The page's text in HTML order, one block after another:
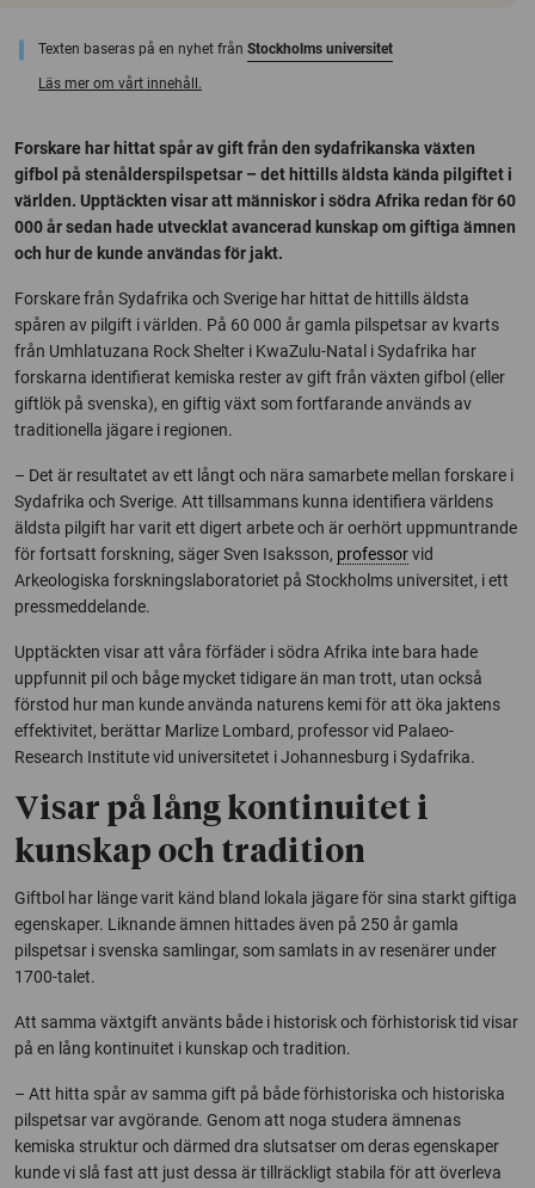
Texten baseras på en nyhet från Stockholms universitet
Läs mer om vårt innehåll.
Forskare har hittat spår av gift från den sydafrikanska växten
gifbol på stenålderspilspetsar – det hittills äldsta kända pilgiftet i
världen. Upptäckten visar att människor i södra Afrika redan för 60
000 år sedan hade utvecklat avancerad kunskap om giftiga ämnen
och hur de kunde användas för jakt.
Forskare från Sydafrika och Sverige har hittat de hittills äldsta
spåren av pilgift i världen. På 60 000 år gamla pilspetsar av kvarts
från Umhlatuzana Rock Shelter i KwaZulu-Natal i Sydafrika har
forskarna identifierat kemiska rester av gift från växten gifbol (eller
giftlök på svenska), en giftig växt som fortfarande används av
traditionella jägare i regionen.
– Det är resultatet av ett långt och nära samarbete mellan forskare i
Sydafrika och Sverige. Att tillsammans kunna identifiera världens
äldsta pilgift har varit ett digert arbete och är oerhört uppmuntrande
för fortsatt forskning, säger Sven Isaksson, professorvid
Arkeologiska forskningslaboratoriet på Stockholms universitet, i ett
pressmeddelande.
Upptäckten visar att våra förfäder i södra Afrika inte bara hade
uppfunnit pil och båge mycket tidigare än man trott, utan också
förstod hur man kunde använda naturens kemi för att öka jaktens
effektivitet, berättar Marlize Lombard, professor vid Palaeo-
Research Institutevid universitetet i Johannesburg i Sydafrika.
Visar på lång kontinuitet i
kunskap och tradition
Giftbol har länge varit känd bland lokala jägare för sina starkt giftiga
egenskaper. Liknande ämnen hittades även på 250 år gamla
pilspetsar i svenska samlingar, som samlats in av resenärer under
1700-talet.
Att samma växtgift använts både i historisk och förhistorisk tid visar
på en lång kontinuitet i kunskap och tradition.
– Att hitta spår av samma gift på både förhistoriska och historiska
pilspetsar var avgörande. Genom att noga studera ämnenas
kemiska struktur och därmed dra slutsatser om deras egenskaper
kunde vi slå fast att just dessa är tillräckligt stabila för att överleva